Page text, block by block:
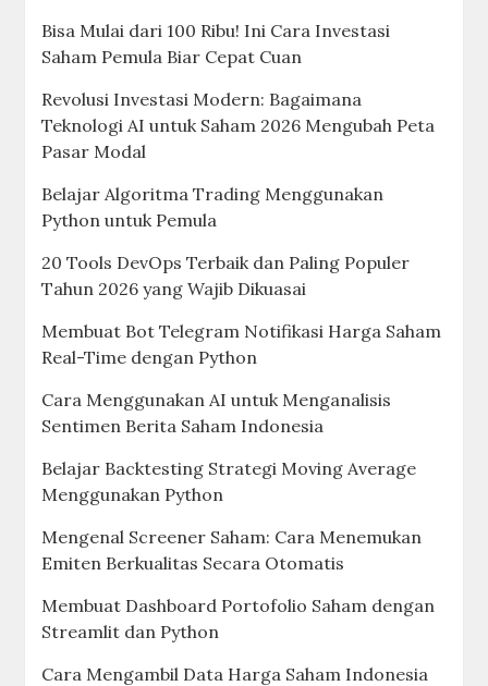
Bisa Mulai dari 100 Ribu! Ini Cara Investasi
Saham Pemula Biar Cepat Cuan
Revolusi Investasi Modern: Bagaimana
Teknologi AI untuk Saham 2026 Mengubah Peta
Pasar Modal
Belajar Algoritma Trading Menggunakan
Python untuk Pemula
20 Tools DevOps Terbaik dan Paling Populer
Tahun 2026 yang Wajib Dikuasai
Membuat Bot Telegram Notifikasi Harga Saham
Real-Time dengan Python
Cara Menggunakan AI untuk Menganalisis
Sentimen Berita Saham Indonesia
Belajar Backtesting Strategi Moving Average
Menggunakan Python
Mengenal Screener Saham: Cara Menemukan
Emiten Berkualitas Secara Otomatis
Membuat Dashboard Portofolio Saham dengan
Streamlit dan Python
Cara Mengambil Data Harga Saham Indonesia